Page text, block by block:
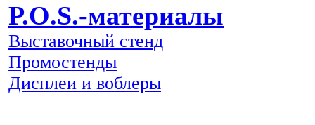
P.O.S.-материалы
Выставочный стенд
Промостенды
Дисплеи и воблеры